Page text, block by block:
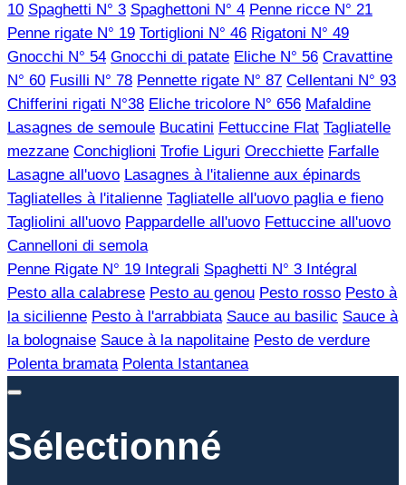
10 Spaghetti N° 3 Spaghettoni N° 4 Penne ricce N° 21
Penne rigate N° 19 Tortiglioni N° 46 Rigatoni N° 49
Gnocchi N° 54 Gnocchi di patate Eliche N° 56 Cravattine
N° 60 Fusilli N° 78 Pennette rigate N° 87 Cellentani N° 93
Chifferini rigati N°38 Eliche tricolore N° 656 Mafaldine
Lasagnes de semoule Bucatini Fettuccine Flat Tagliatelle
mezzane Conchiglioni Trofie Liguri Orecchiette Farfalle
Lasagne all'uovo Lasagnes à l'italienne aux épinards
Tagliatelles à l'italienne Tagliatelle all'uovo paglia e fieno
Tagliolini all'uovo Pappardelle all'uovo Fettuccine all'uovo
Cannelloni di semola
Penne Rigate N° 19 Integrali Spaghetti N° 3 Intégral
Pesto alla calabrese Pesto au genou Pesto rosso Pesto à
la sicilienne Pesto à l'arrabbiata Sauce au basilic Sauce à
la bolognaise Sauce à la napolitaine Pesto de verdure
Polenta bramata Polenta Istantanea
Sélectionné